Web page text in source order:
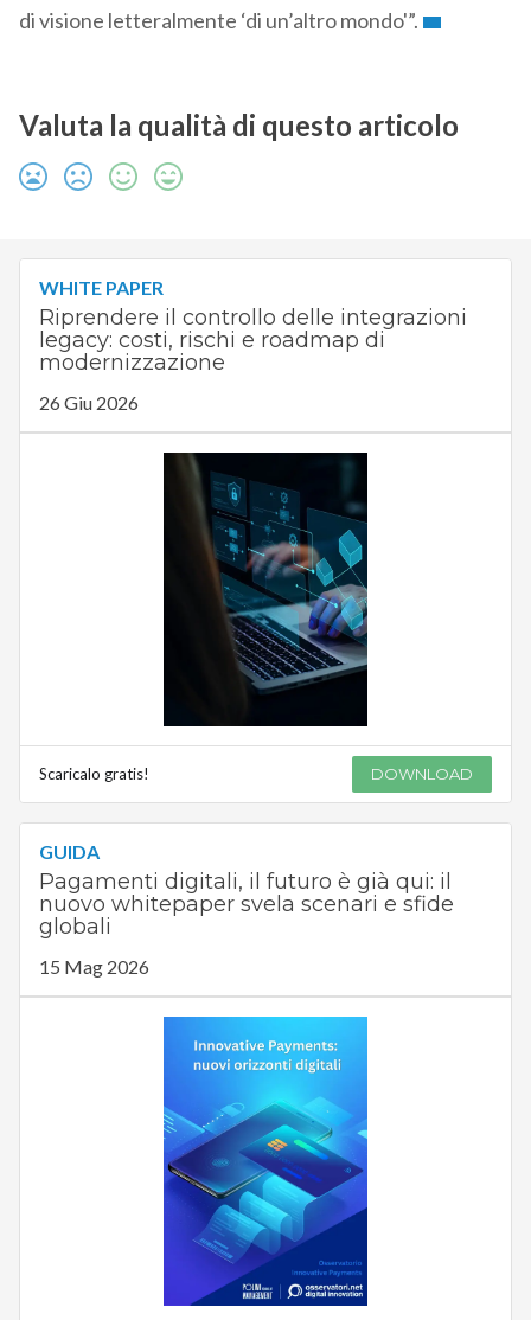
di visione letteralmente ‘di un’altro mondo'”.
Valuta la qualità di questo articolo
WHITE PAPER
Riprendere il controllo delle integrazioni
legacy: costi, rischi e roadmap di
modernizzazione
26 Giu 2026
Scaricalo gratis! DOWNLOAD
GUIDA
Pagamenti digitali, il futuro è già qui: il
nuovo whitepaper svela scenari e sfide
globali
15 Mag 2026